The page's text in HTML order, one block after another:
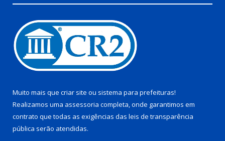
Muito mais que criar site ou sistema para prefeituras!
Realizamos uma assessoria completa, onde garantimos em
contrato que todas as exigências das leis de transparência
pública serão atendidas.